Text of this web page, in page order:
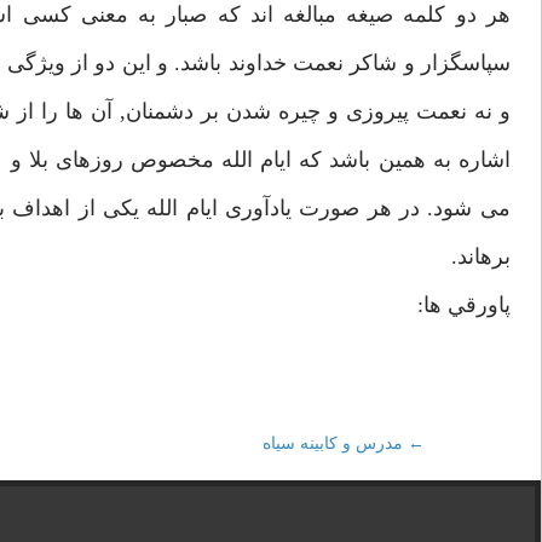
هر دو كلمه صيغه مبالغه اند كه صبار به معنى
سپاسگزار و شاكر نعمت خداوند باشد. و اين دو از ويژگى
و نه نعمت پيروزى و چيره شدن بر دشمنان, آن ها را
اشاره به همين باشد كه ايام الله مخصوص روزهاى
مى شود. در هر صورت يادآورى ايام الله يكى از
برهاند.
پاورقي ها:
Post
← مدرس و كابينه سياه